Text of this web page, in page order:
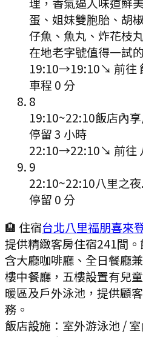
蛋、姐妹雙胞胎、胡
仔魚、魚丸、炸花枝
在地老字號值得一試
19:10→19:10↘ 前往
車程 0 分
8
19:10~22:10飯店內
停留 3 小時
22:10→22:10↘ 前往
9
22:10~22:10八里之
停留 0 分
🏨 住宿台北八里福朋喜來
提供精緻客房住宿241間
含大廳咖啡廳、全日餐廳
樓中餐廳，五樓設置有兒
暖區及戶外泳池，提供顧
務。
飯店設施： 室外游泳池 /